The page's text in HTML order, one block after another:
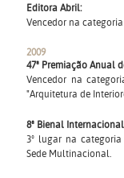
Editora Abril:
Vencedor na
2009
47ª Premiação Anual
Vencedor na
"Arquitetura de
8ª Bienal
3º lugar na
Sede Multinacional.